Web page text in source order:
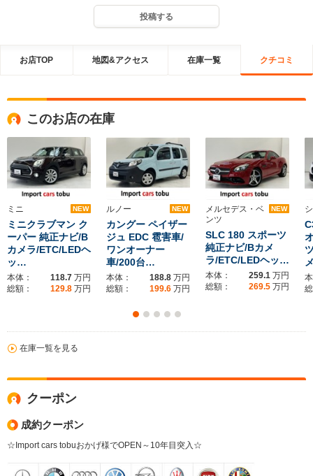
投稿する
お店TOP 地図&アクセス 在庫一覧 クチコミ
このお店の在庫
ミニ NEW
ミニクラブマン ク
ーパー 純正ナビ/B
カメラ/ETC/LEDヘ
ッ…
本体： 118.7 万円
総額：
129.8 万円
ルノー NEW
カングー ペイザー
ジュ EDC 雹害車/
ワンオーナー
車/200台…
本体： 188.8 万円
総額：
199.6 万円
メルセデス・ベ
ンツ
NEW
SLC 180 スポーツ
純正ナビ/Bカメ
ラ/ETC/LEDヘッ…
本体： 259.1 万円
総額：
269.5 万円
在庫一覧を見る
クーポン
成約クーポン
☆Import cars tobuおかげ様でOPEN～10年目突入☆